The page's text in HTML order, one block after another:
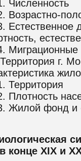
Численность
Возрастно-
Естественное
Миграционные
г.
Территория
Плотность
Жилой фонд и
конце XIX и